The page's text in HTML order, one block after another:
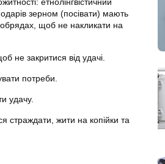
зерном (посівати) мають
обрядах, щоб не накликати на
не закритися від удачі.
потреби.
удачу.
страждати, жити на копійки та